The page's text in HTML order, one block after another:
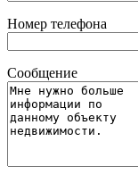
Номер телефона
Сообщение